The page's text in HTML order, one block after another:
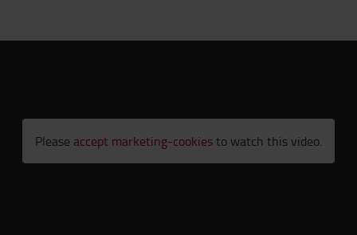
Please accept marketing-cookiesto watch this video.